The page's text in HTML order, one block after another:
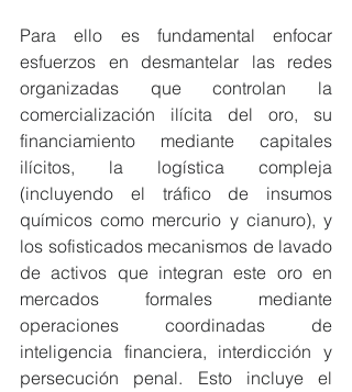
Para ello es fundamental enfocar
esfuerzos en desmantelar las redes
organizadas que controlan la
comercialización ilícita del oro, su
financiamiento mediante capitales
ilícitos, la logística compleja
(incluyendo el tráfico de insumos
químicos como mercurio y cianuro), y
los sofisticados mecanismos de lavado
de activos que integran este oro en
mercados formales mediante
operaciones coordinadas de
inteligencia financiera, interdicción y
persecución penal. Esto incluye el